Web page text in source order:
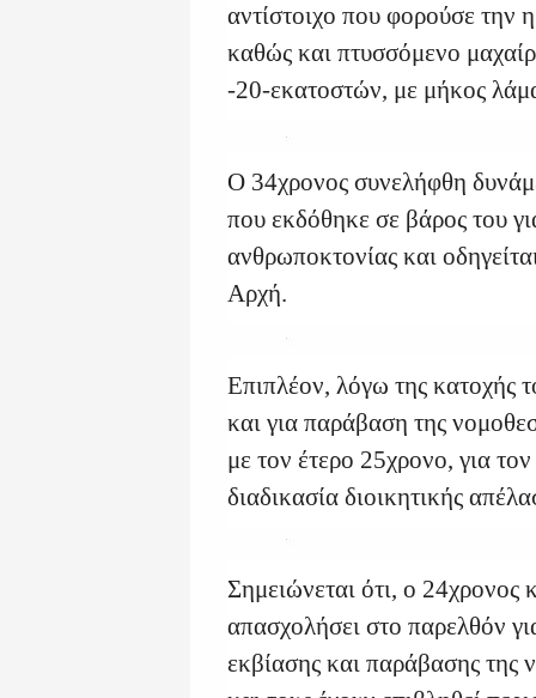
αντίστοιχο που φορούσε την
καθώς και πτυσσόμενο
-20-εκατοστών, με μήκος
Ο 34χρονος συνελήφθη
που εκδόθηκε σε βάρος του
ανθρωποκτονίας και
Αρχή.
Επιπλέον, λόγω της κατοχής
και για παράβαση της
με τον έτερο 25χρονο, για
διαδικασία διοικητικής
Σημειώνεται ότι, ο 24χρονος
απασχολήσει στο παρελθόν
εκβίασης και παράβασης της